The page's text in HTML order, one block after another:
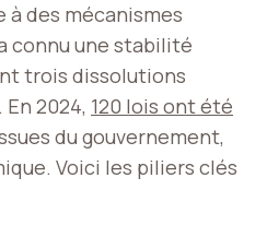
à des mécanismes
connu une stabilité
trois dissolutions
2024, 120 lois ont été
du gouvernement,
Voici les piliers clés